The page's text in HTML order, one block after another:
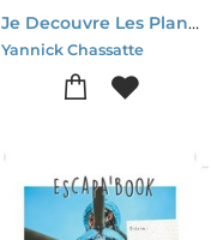
Je Decouvre Les Plantes
Yannick Chassatte